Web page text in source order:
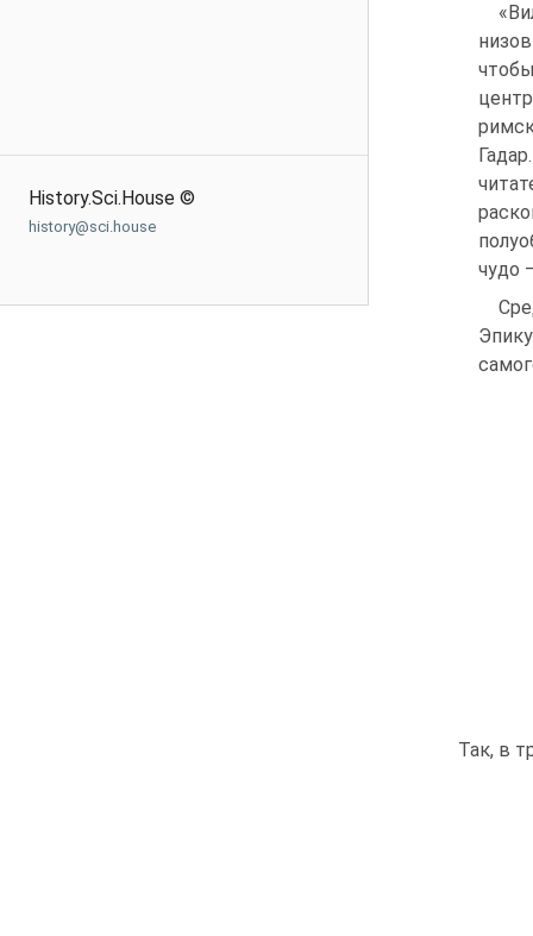
History.Sci.House ©
history@sci.house
чудо
Так, в